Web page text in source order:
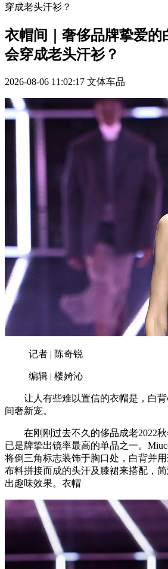
穿成老头汗衫？
衣帽间｜奢侈品牌挚爱的
会穿成老头汗衫？
2026-08-06 11:02:17 文体车品
记者 | 陈奇锐
编辑 | 楼婍沁
让人有些难以置信的衣帽是，白背
间奢新宠。
在刚刚过去不久的侈品成老2022秋
已是牌挚出镜率最高的单品之一。
将倒三角标志装饰于胸口处，白背并
布料拼接而成的头汗及膝裙来搭配，
出趣味效果。衣帽